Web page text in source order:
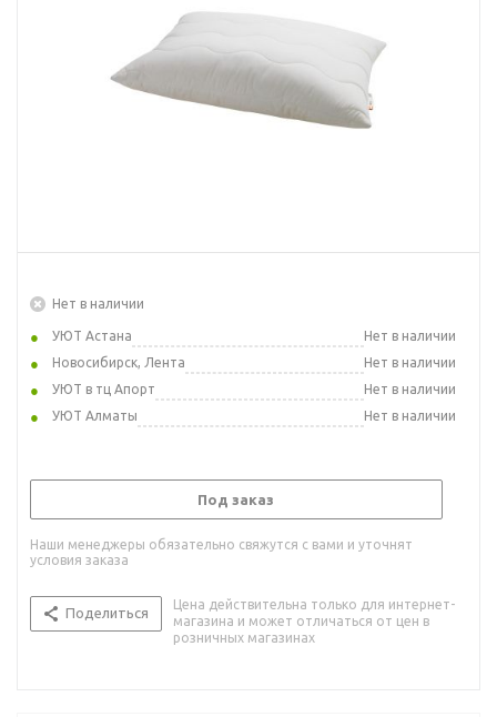
Нет в наличии
УЮТ Астана
Нет в наличии
Новосибирск, Лента
Нет в наличии
УЮТ в тц Апорт
Нет в наличии
УЮТ Алматы
Нет в наличии
Под заказ
Наши менеджеры обязательно свяжутся с вами и уточнят
условия заказа
Поделиться
Цена действительна только для интернет-
магазина и может отличаться от цен в
розничных магазинах